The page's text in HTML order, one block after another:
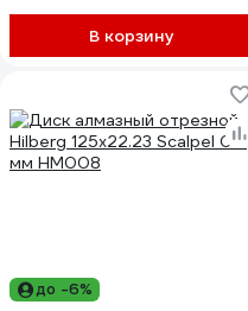
В корзину
до -6%